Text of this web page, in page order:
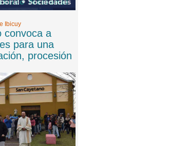
Ibicuy
convoca a
para una
procesión